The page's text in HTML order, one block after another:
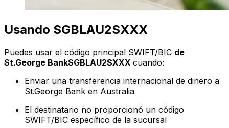
Usando SGBLAU2SXXX
Puedes usar el código principal SWIFT/BIC de
St.George BankSGBLAU2SXXX cuando:
Enviar una transferencia internacional de dinero a
St.George Bank en Australia
El destinatario no proporcionó un código
SWIFT/BIC específico de la sucursal